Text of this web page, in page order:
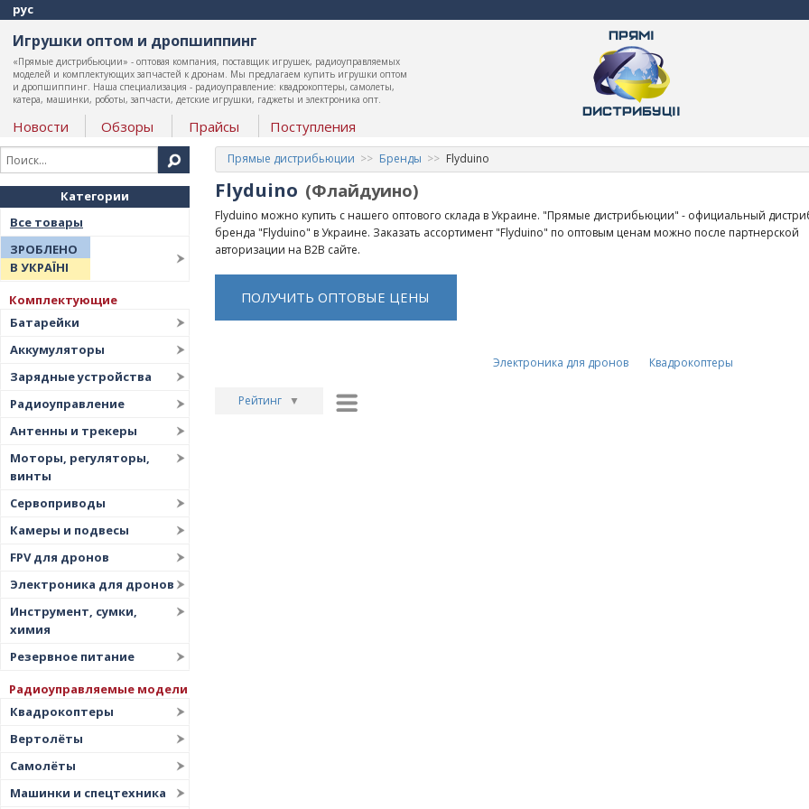
рус
Игрушки оптом и дропшиппинг
«Прямые дистрибьюции» - оптовая компания, поставщик игрушек, радиоуправляемых
моделей и комплектующих запчастей к дронам. Мы предлагаем купить игрушки оптом
и дропшиппинг. Наша специализация - радиоуправление: квадрокоптеры, самолеты,
катера, машинки, роботы, запчасти, детские игрушки, гаджеты и электроника опт.
Новости Обзоры Прайсы Поступления
Категории
Все товары
ЗРОБЛЕНО
В УКРАЇНІ
Комплектующие
Батарейки
Аккумуляторы
Зарядные устройства
Радиоуправление
Антенны и трекеры
Моторы, регуляторы,
винты
Сервоприводы
Камеры и подвесы
FPV для дронов
Электроника для дронов
Инструмент, сумки,
химия
Резервное питание
Радиоуправляемые модели
Квадрокоптеры
Вертолёты
Самолёты
Машинки и спецтехника
Прямые дистрибьюции Бренды Flyduino
Flyduino (Флайдуино)
Flyduino можно купить с нашего оптового склада в Украине. "Прямые дистрибьюции" - официальный
бренда "Flyduino" в Украине. Заказать ассортимент "Flyduino" по оптовым ценам можно после партнерской
авторизации на B2B сайте.
ПОЛУЧИТЬ ОПТОВЫЕ ЦЕНЫ
Электроника для дронов Квадрокоптеры
Рейтинг ▼